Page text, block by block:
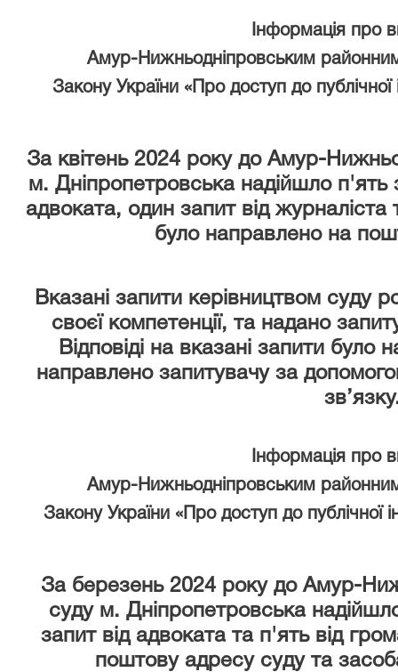
Інформація про
Амур-Нижньодніпровським
Закону України «Про доступ до публічної
За квітень 2024 року до Амур-
м. Дніпропетровська надійшло п'ять
адвоката, один запит від журналіста
було направлено на
Вказані запити керівництвом суду
своєї компетенції, та надано
Відповіді на вказані запити
направлено запитувачу за
Інформація про
Амур-Нижньодніпровським
Закону України «Про доступ до публічної
За березень 2024 року до Амур-
суду м. Дніпропетровська
запит від адвоката та п'ять від
поштову адресу суду та